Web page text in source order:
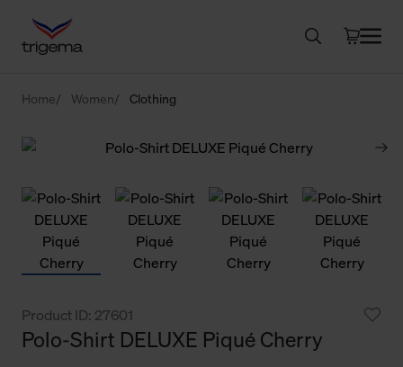
Home Women Clothing
Product ID: 27601
Polo-Shirt DELUXE Piqué Cherry